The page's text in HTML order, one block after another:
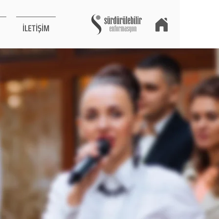
İLETİŞİM